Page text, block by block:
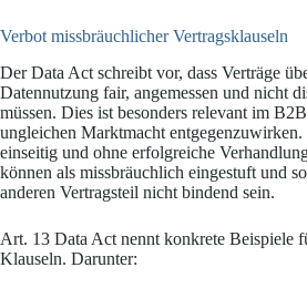
Verbot missbräuchlicher Vertragsklauseln
Der Data Act schreibt vor, dass Verträge
Datennutzung fair, angemessen und nicht
müssen. Dies ist besonders relevant im
ungleichen Marktmacht
einseitig und ohne erfolgreiche
können als missbräuchlich eingestuft und
anderen Vertragsteil nicht bindend sein.
Art. 13 Data Act nennt konkrete Beispiele
Klauseln. Darunter: